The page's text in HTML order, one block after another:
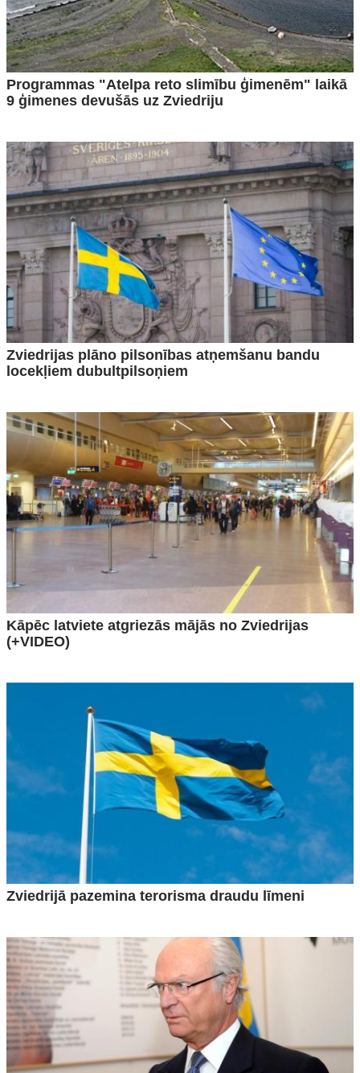
Programmas "Atelpa reto slimību ģimenēm" laikā
9 ģimenes devušās uz Zviedriju
Zviedrijas plāno pilsonības atņemšanu bandu
locekļiem dubultpilsoņiem
Kāpēc latviete atgriezās mājās no Zviedrijas
(+VIDEO)
Zviedrijā pazemina terorisma draudu līmeni